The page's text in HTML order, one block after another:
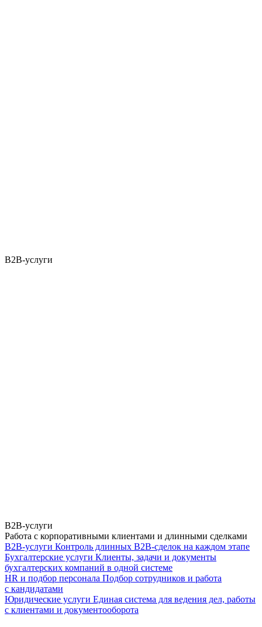
B2B-услуги
B2B-услуги
Работа с корпоративными клиентами и длинными сделками
B2B-услуги Контроль длинных B2B-сделок на каждом этапе
Бухгалтерские услуги Клиенты, задачи и документы
бухгалтерских компаний в одной системе
HR и подбор персонала Подбор сотрудников и работа
с кандидатами
Юридические услуги Единая система для ведения дел, работы
с клиентами и документооборота